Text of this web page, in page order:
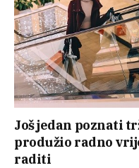
Još jedan poznati
produžio radno
raditi